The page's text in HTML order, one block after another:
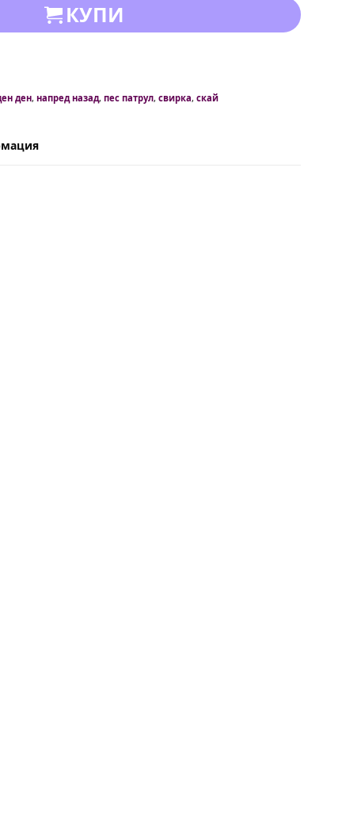
КУПИ
ден, напред назад, пес патрул, свирка, скай